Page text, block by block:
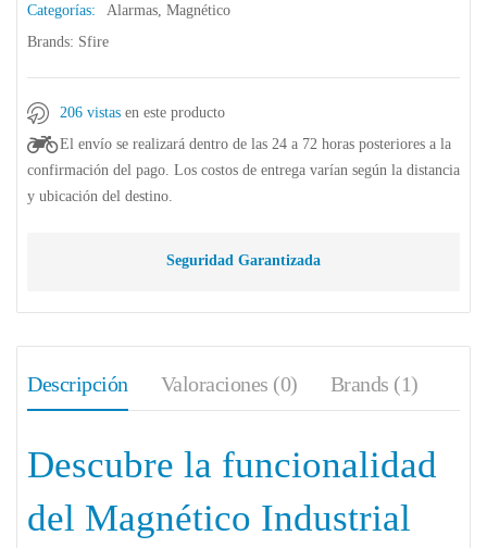
Categorías: Alarmas Magnético
Brands: Sfire
206 vistas en este producto
El envío se realizará dentro de las 24 a 72 horas posteriores a la
confirmación del pago. Los costos de entrega varían según la distancia
y ubicación del destino.
Seguridad Garantizada
Descripción Valoraciones (0) Brands (1)
Descubre la funcionalidad
del Magnético Industrial